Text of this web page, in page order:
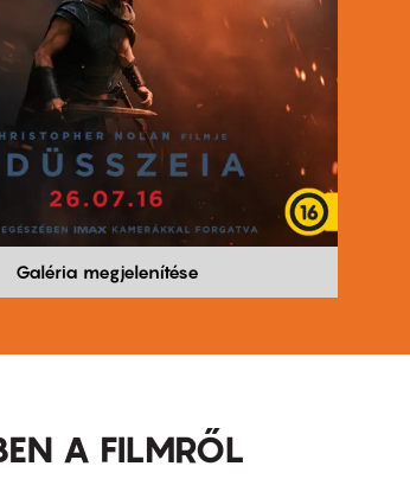
Galéria megjelenítése
A FILMRŐL